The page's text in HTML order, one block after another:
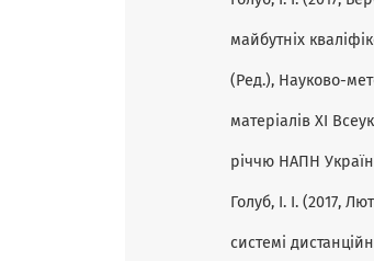
майбутніх
(Ред.), Науково-
матеріалів XI
річчю НАПН
Голуб, І. І. (2017,
системі